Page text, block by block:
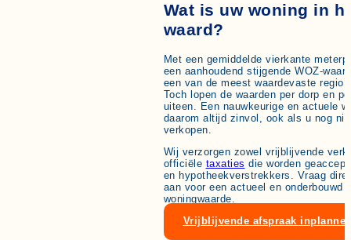
Wat is uw woning in
waard?
Met een gemiddelde vierkante
een aanhoudend stijgende WOZ-
een van de meest waardevaste
Toch lopen de waarden per dorp en
uiteen. Een nauwkeurige en actuele
daarom altijd zinvol, ook als u nog
verkopen.
Wij verzorgen zowel vrijblijvende
officiële taxaties die worden
en hypotheekverstrekkers. Vraag
aan voor een actueel en onderbouwd
woningwaarde.
Vrijblijvende afspraak